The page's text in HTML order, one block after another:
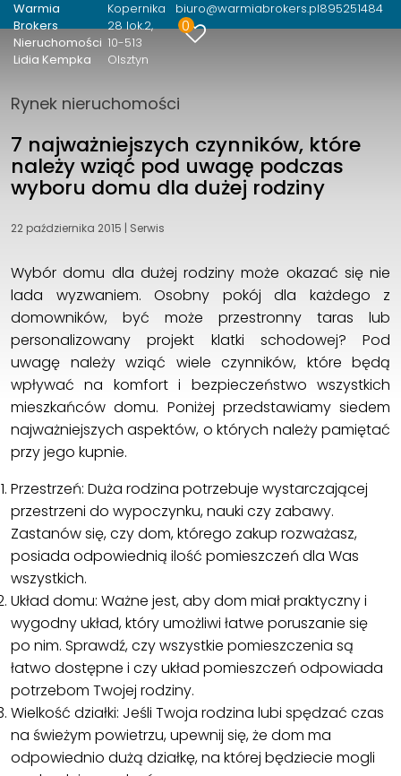
Warmia
Brokers
Nieruchomości
Lidia Kempka
Kopernika
28 lok.2
10-513
Olsztyn
biuro@warmiabrokers.pl895251484
0
Rynek nieruchomości
7 najważniejszych czynników, które
należy wziąć pod uwagę podczas
wyboru domu dla dużej rodziny
22 października 2015 | Serwis
Wybór domu dla dużej rodziny może okazać się nie
lada wyzwaniem. Osobny pokój dla każdego z
domowników, być może przestronny taras lub
personalizowany projekt klatki schodowej? Pod
uwagę należy wziąć wiele czynników, które będą
wpływać na komfort i bezpieczeństwo wszystkich
mieszkańców domu. Poniżej przedstawiamy siedem
najważniejszych aspektów, o których należy pamiętać
przy jego kupnie.
Przestrzeń: Duża rodzina potrzebuje wystarczającej
przestrzeni do wypoczynku, nauki czy zabawy.
Zastanów się, czy dom, którego zakup rozważasz,
posiada odpowiednią ilość pomieszczeń dla Was
wszystkich.
Układ domu: Ważne jest, aby dom miał praktyczny i
wygodny układ, który umożliwi łatwe poruszanie się
po nim. Sprawdź, czy wszystkie pomieszczenia są
łatwo dostępne i czy układ pomieszczeń odpowiada
potrzebom Twojej rodziny.
Wielkość działki: Jeśli Twoja rodzina lubi spędzać czas
na świeżym powietrzu, upewnij się, że dom ma
odpowiednio dużą działkę, na której będziecie mogli